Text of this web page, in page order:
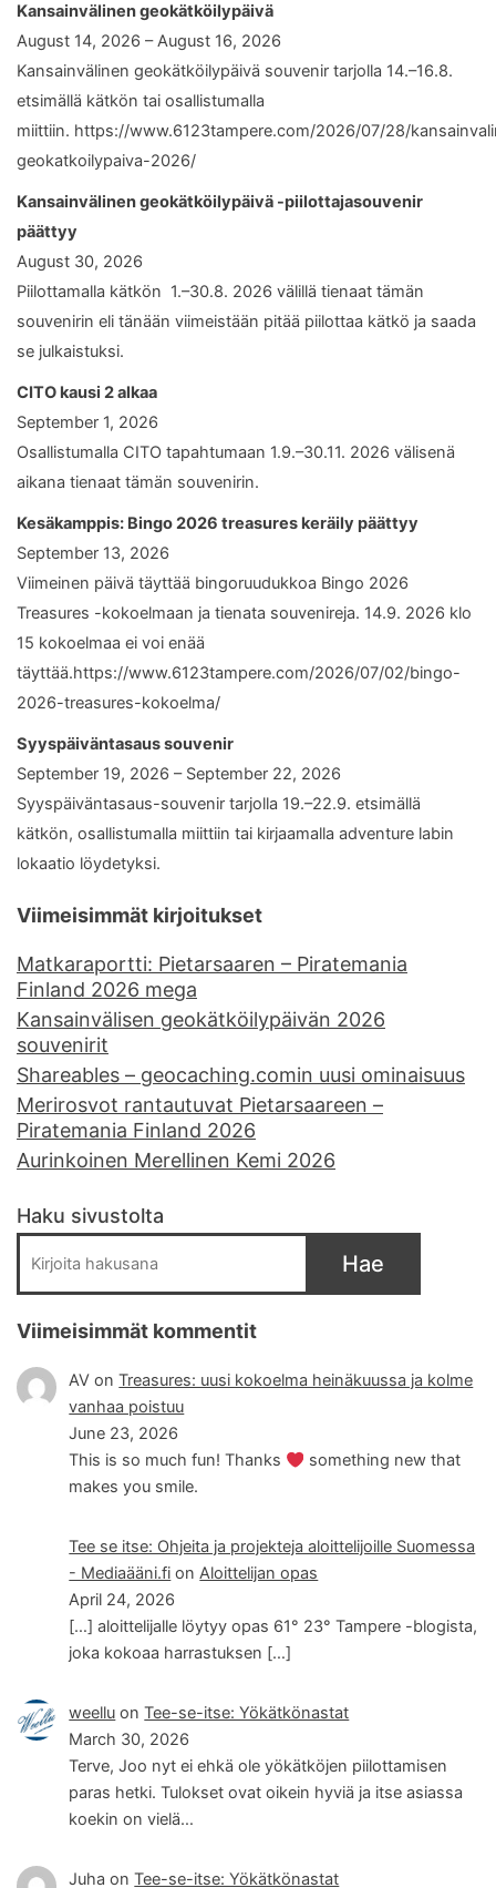
Kansainvälinen geokätköilypäivä
August 14, 2026 – August 16, 2026
Kansainvälinen geokätköilypäivä souvenir tarjolla 14.–16.8.
etsimällä kätkön tai osallistumalla
miittiin. https://www.6123tampere.com/2026/07/28/
geokatkoilypaiva-2026/
Kansainvälinen geokätköilypäivä -piilottajasouvenir
päättyy
August 30, 2026
Piilottamalla kätkön 1.–30.8. 2026 välillä tienaat tämän
souvenirin eli tänään viimeistään pitää piilottaa kätkö ja saada
se julkaistuksi.
CITO kausi 2 alkaa
September 1, 2026
Osallistumalla CITO tapahtumaan 1.9.–30.11. 2026 välisenä
aikana tienaat tämän souvenirin.
Kesäkamppis: Bingo 2026 treasures keräily päättyy
September 13, 2026
Viimeinen päivä täyttää bingoruudukkoa Bingo 2026
Treasures -kokoelmaan ja tienata souvenireja. 14.9. 2026 klo
15 kokoelmaa ei voi enää
täyttää.https://www.6123tampere.com/2026/07/02/bingo-
2026-treasures-kokoelma/
Syyspäiväntasaus souvenir
September 19, 2026 – September 22, 2026
Syyspäiväntasaus-souvenir tarjolla 19.–22.9. etsimällä
kätkön, osallistumalla miittiin tai kirjaamalla adventure labin
lokaatio löydetyksi.
Viimeisimmät kirjoitukset
Matkaraportti: Pietarsaaren – Piratemania
Finland 2026 mega
Kansainvälisen geokätköilypäivän 2026
souvenirit
Shareables – geocaching.comin uusi ominaisuus
Merirosvot rantautuvat Pietarsaareen –
Piratemania Finland 2026
Aurinkoinen Merellinen Kemi 2026
Haku sivustolta
Hae
Viimeisimmät kommentit
AV onTreasures: uusi kokoelma heinäkuussa ja kolme
vanhaa poistuu
June 23, 2026
This is so much fun! Thanks
something new that
makes you smile.
Tee se itse: Ohjeita ja projekteja aloittelijoille Suomessa
- Mediaääni.fi onAloittelijan opas
April 24, 2026
[…] aloittelijalle löytyy opas 61° 23° Tampere -blogista,
joka kokoaa harrastuksen […]
weellu onTee-se-itse: Yökätkönastat
March 30, 2026
Terve, Joo nyt ei ehkä ole yökätköjen piilottamisen
paras hetki. Tulokset ovat oikein hyviä ja itse asiassa
koekin on vielä…
Juha onTee-se-itse: Yökätkönastat